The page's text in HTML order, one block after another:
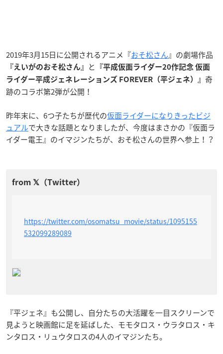
2019年3月15日に公開されるアニメ『おそ松さん』の劇場作品
『えいがのおそ松さん』 と
『平成仮面ライダー20作記念 仮面
ライダー平成ジェネレーションズ FOREVER（平ジェネ）』 奇
跡のコラボ第2弾が公開！
昨年末に、6つ子たちが歴代の仮面ライダーになりきったビジ
ュアルで大きな話題となりましたが、今度はまさかの『仮面ラ
イダー電王』のイマジンたちが、おそ松さんの世界へ参上！？
https://twitter.com/osomatsu_movie/status/1095155
532099289089
『平ジェネ』も公開し、自分たちの大活躍を一目スクリーンで
見ようと映画館に足を延ばした、モモタロス・ウラタロス・キ
ンタロス・リュウタロスの4人のイマジンたち。